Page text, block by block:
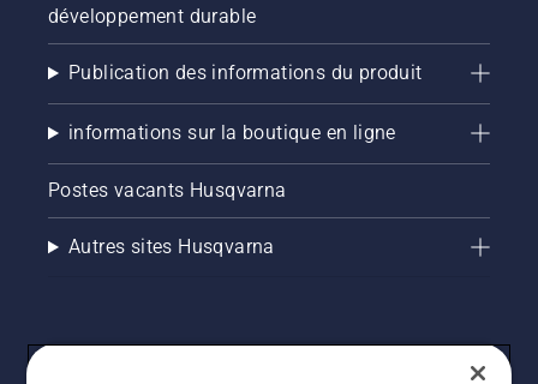
développement durable
Publication des informations du produit
informations sur la boutique en ligne
Postes vacants Husqvarna
Autres sites Husqvarna